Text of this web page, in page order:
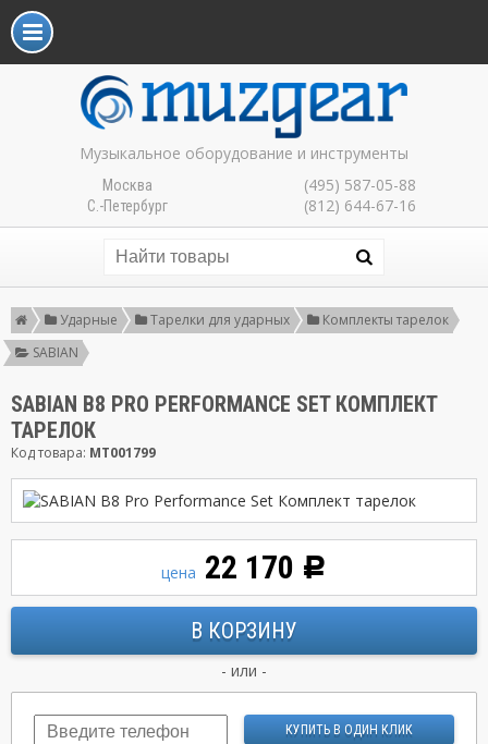
Музыкальное оборудование и инструменты
Москва (495) 587-05-88
С.-Петербург (812) 644-67-16
Ударные Тарелки для ударных
Комплекты тарелок
SABIAN
SABIAN B8 PRO PERFORMANCE SET КОМПЛЕКТ
ТАРЕЛОК
Код товара: MT001799
цена 22 170 Р
- или -